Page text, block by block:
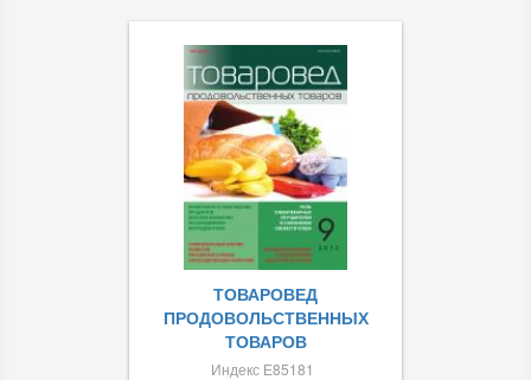
ТОВАРОВЕД
ПРОДОВОЛЬСТВЕННЫХ
ТОВАРОВ
Индекс Е85181